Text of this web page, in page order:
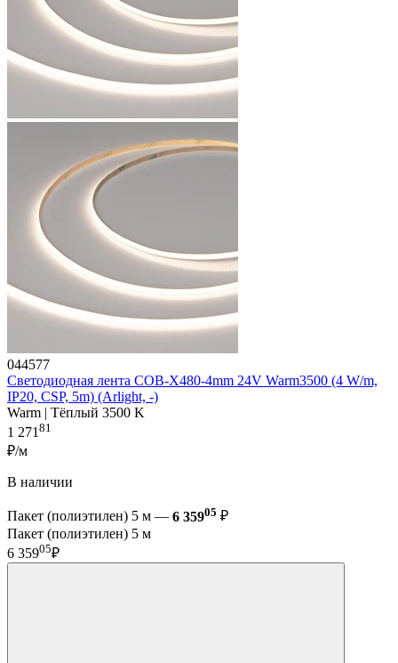
044577
Светодиодная лента COB-X480-4mm 24V Warm3500 (4 W/m,
IP20, CSP, 5m) (Arlight, -)
Warm | Тёплый 3500 K
1 271 81
₽/м
В наличии
Пакет (полиэтилен) 5 м — 6 35905 ₽
Пакет (полиэтилен) 5 м
6 35905₽